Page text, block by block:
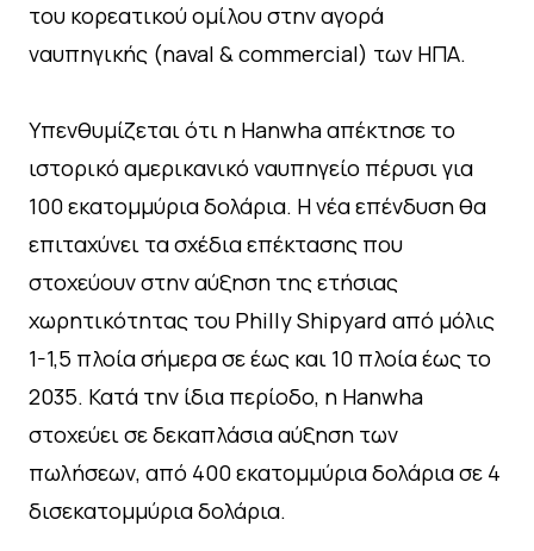
του κορεατικού ομίλου στην αγορά
ναυπηγικής (naval & commercial) των ΗΠΑ.
Υπενθυμίζεται ότι η Hanwha απέκτησε το
ιστορικό αμερικανικό ναυπηγείο πέρυσι για
100 εκατομμύρια δολάρια. Η νέα επένδυση θα
επιταχύνει τα σχέδια επέκτασης που
στοχεύουν στην αύξηση της ετήσιας
χωρητικότητας του Philly Shipyard από μόλις
1-1,5 πλοία σήμερα σε έως και 10 πλοία έως το
2035. Κατά την ίδια περίοδο, η Hanwha
στοχεύει σε δεκαπλάσια αύξηση των
πωλήσεων, από 400 εκατομμύρια δολάρια σε 4
δισεκατομμύρια δολάρια.